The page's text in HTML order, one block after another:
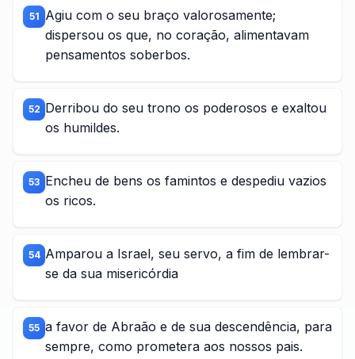
51 Agiu com o seu braço valorosamente;
dispersou os que, no coração, alimentavam
pensamentos soberbos.
52 Derribou do seu trono os poderosos e exaltou
os humildes.
53 Encheu de bens os famintos e despediu vazios
os ricos.
54 Amparou a Israel, seu servo, a fim de lembrar-
se da sua misericórdia
55 a favor de Abraão e de sua descendência, para
sempre, como prometera aos nossos pais.